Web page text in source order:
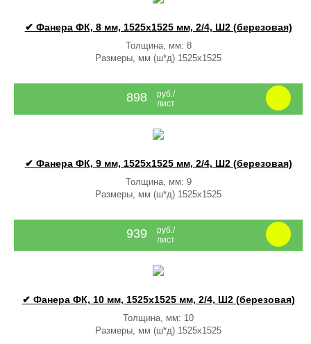
✔ Фанера ФК, 8 мм, 1525x1525 мм, 2/4, Ш2 (березовая)
Толщина, мм: 8
Размеры, мм (ш*д) 1525x1525
898
руб./
лист
✔ Фанера ФК, 9 мм, 1525x1525 мм, 2/4, Ш2 (березовая)
Толщина, мм: 9
Размеры, мм (ш*д) 1525x1525
939
руб./
лист
✔ Фанера ФК, 10 мм, 1525x1525 мм, 2/4, Ш2 (березовая)
Толщина, мм: 10
Размеры, мм (ш*д) 1525x1525